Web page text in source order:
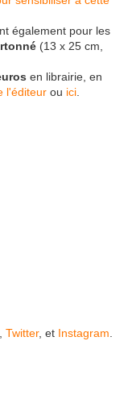
également pour les
(13 x 25 cm,
en librairie, en
l'éditeur ou ici
Twitter, et Instagram